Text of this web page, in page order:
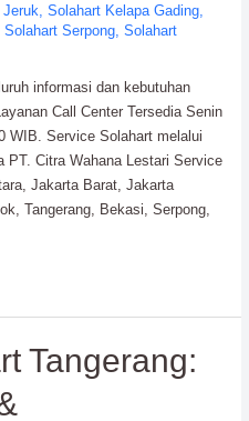
Solahart Kelapa Gading,
Solahart Serpong, Solahart
informasi dan kebutuhan
Call Center Tersedia Senin
WIB. Service Solahart melalui
PT. Citra Wahana Lestari Service
Jakarta Barat, Jakarta
Tangerang, Bekasi, Serpong,
Tangerang: